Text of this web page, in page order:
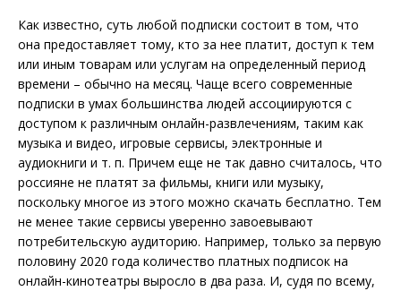
Как известно, суть любой подписки состоит в том, что
она предоставляет тому, кто за нее платит, доступ к тем
или иным товарам или услугам на определенный период
времени – обычно на месяц. Чаще всего современные
подписки в умах большинства людей ассоциируются с
доступом к различным онлайн-развлечениям, таким как
музыка и видео, игровые сервисы, электронные и
аудиокниги и т. п. Причем еще не так давно считалось, что
россияне не платят за фильмы, книги или музыку,
поскольку многое из этого можно скачать бесплатно. Тем
не менее такие сервисы уверенно завоевывают
потребительскую аудиторию. Например, только за первую
половину 2020 года количество платных подписок на
онлайн-кинотеатры выросло в два раза. И, судя по всему,